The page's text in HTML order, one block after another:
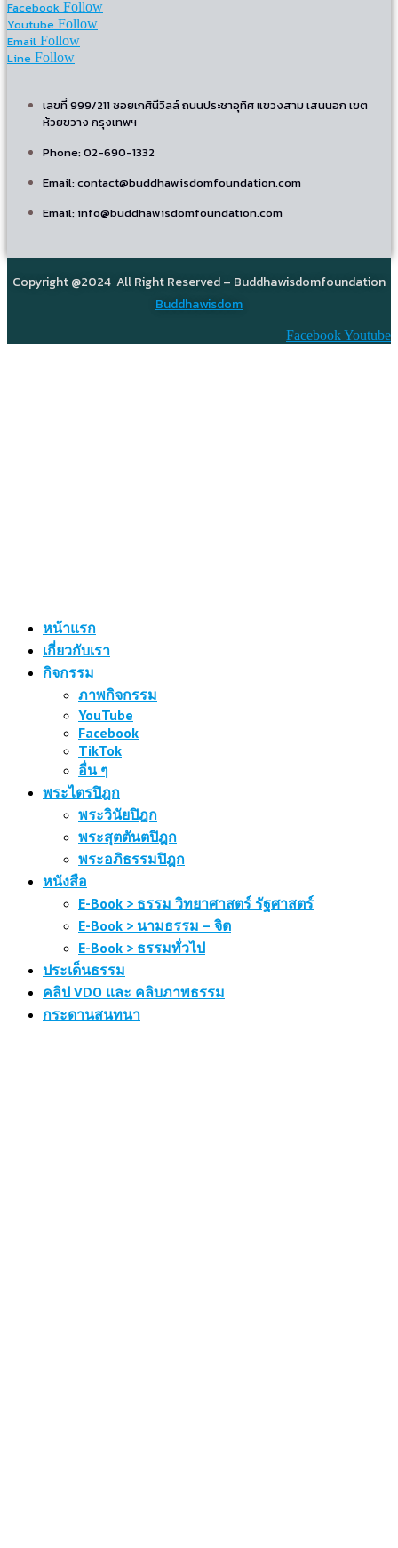
Facebook Follow
Youtube Follow
Email Follow
Line Follow
เลขที่ 999/211 ซอยเกศินีวิลล์ ถนนประชาอุทิศ แขวงสาม เสนนอก เขต
ห้วยขวาง กรุงเทพฯ
Phone: 02-690-1332
Email: contact@buddhawisdomfoundation.com
Email: info@buddhawisdomfoundation.com
Copyright @2024 All Right Reserved – Buddhawisdomfoundation
Buddhawisdom
FacebookYoutube
หน้าแรก
เกี่ยวกับเรา
กิจกรรม
ภาพกิจกรรม
YouTube
Facebook
TikTok
อื่น ๆ
พระไตรปิฎก
พระวินัยปิฎก
พระสุตตันตปิฎก
พระอภิธรรมปิฎก
หนังสือ
E-Book > ธรรม วิทยาศาสตร์ รัฐศาสตร์
E-Book > นามธรรม – จิต
E-Book > ธรรมทั่วไป
ประเด็นธรรม
คลิป VDO และ คลิบภาพธรรม
กระดานสนทนา